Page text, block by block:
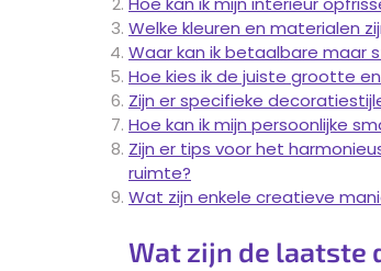
Welke kleuren en materialen
Waar kan ik betaalbare maar
Hoe kies ik de juiste grootte
Zijn er specifieke
Hoe kan ik mijn persoonlijke
Zijn er tips voor het
ruimte?
Wat zijn enkele creatieve
Wat zijn de laatste